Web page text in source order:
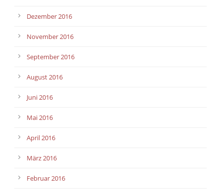
Dezember 2016
November 2016
September 2016
August 2016
Juni 2016
Mai 2016
April 2016
März 2016
Februar 2016